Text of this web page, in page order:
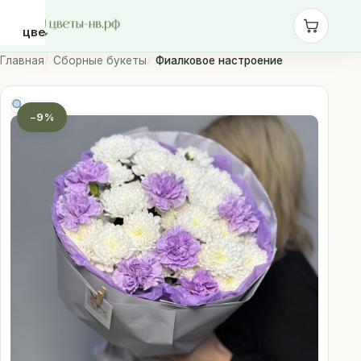
цветы-
нв.рф
Розы
Монобукеты
Сборные
букеты
Доставка
Главная Сборные букеты Фиалковое настроение
−9%